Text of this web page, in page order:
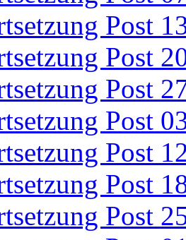
Post
Post
Post
Post
Post
Post
Post